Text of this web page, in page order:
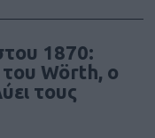
1870:
Wörth, ο
τους